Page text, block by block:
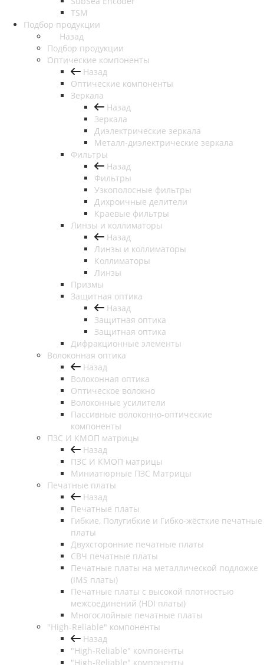
TSM
Подбор продукции
Назад
Подбор продукции
Оптические компоненты
Назад
Оптические компоненты
Зеркала
Назад
Зеркала
Диэлектрические зеркала
Металл-диэлектрические зеркала
Фильтры
Назад
Фильтры
Узкополосные фильтры
Дихроичные делители
Краевые фильтры
Линзы и коллиматоры
Назад
Линзы и коллиматоры
Коллиматоры
Линзы
Призмы
Защитная оптика
Назад
Защитная оптика
Защитная оптика
Дифракционные элементы
Волоконная оптика
Назад
Волоконная оптика
Оптическое волокно
Волоконные усилители
Пассивные волоконно-оптические
компоненты
ПЗС И КМОП матрицы
Назад
ПЗС И КМОП матрицы
Миниатюрные ПЗС Матрицы
Печатные платы
Назад
Печатные платы
Гибкие, Полугибкие и Гибко-жёсткие печатные
платы
Двухсторонние печатные платы
СВЧ печатные платы
Печатные платы на металлической подложке
(IMS платы)
Печатные платы с высокой плотностью
межсоединений (HDI платы)
Многослойные печатные платы
"High-Reliable" компоненты
Назад
"High-Reliable" компоненты
"High-Reliable" компоненты